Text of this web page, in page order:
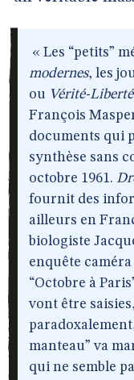
« Les “petits”
modernes, les
ou Vérité-Liberté
François
documents qui
synthèse sans
octobre 1961.
fournit des
ailleurs en
biologiste
enquête
“Octobre à
vont être
manteau” va
qui ne semble